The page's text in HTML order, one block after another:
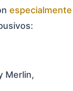
especialmente
Merlin,